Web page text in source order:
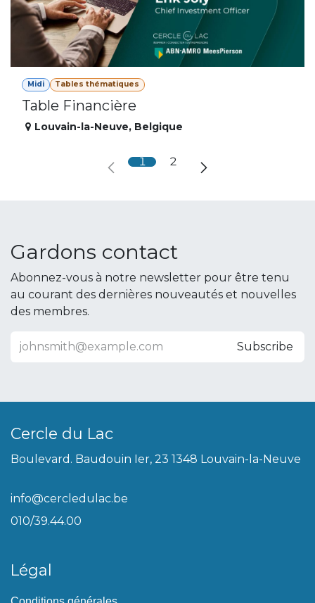
Midi Tables thématiques
Table Financière
Louvain-la-Neuve, Belgique
1 2
Gardons contact
Abonnez-vous à notre newsletter pour être tenu
au courant des dernières nouveautés et nouvelles
des membres.
Subscribe
Cercle du Lac
Boulevard. Baudouin Ier, 23 1348 Louvain-la-Neuve
info@cercledulac.be
010/39.44.00
Légal